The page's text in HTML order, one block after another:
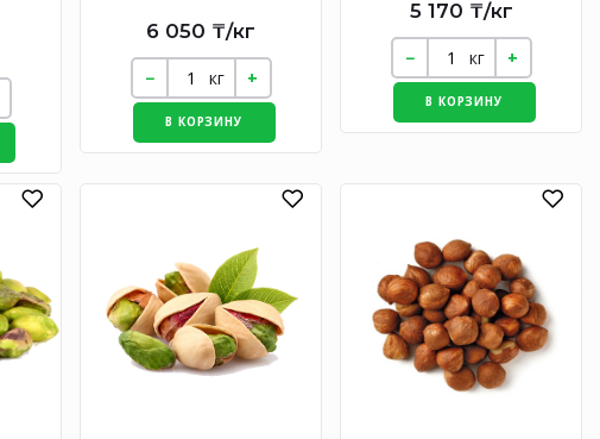
6 050 ₸/кг
кг
В КОРЗИНУ
5 170 ₸/кг
кг
В КОРЗИНУ